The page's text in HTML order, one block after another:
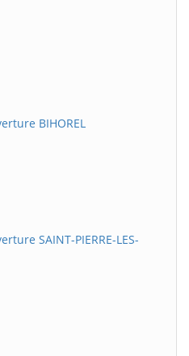
BIHOREL
SAINT-PIERRE-LES-